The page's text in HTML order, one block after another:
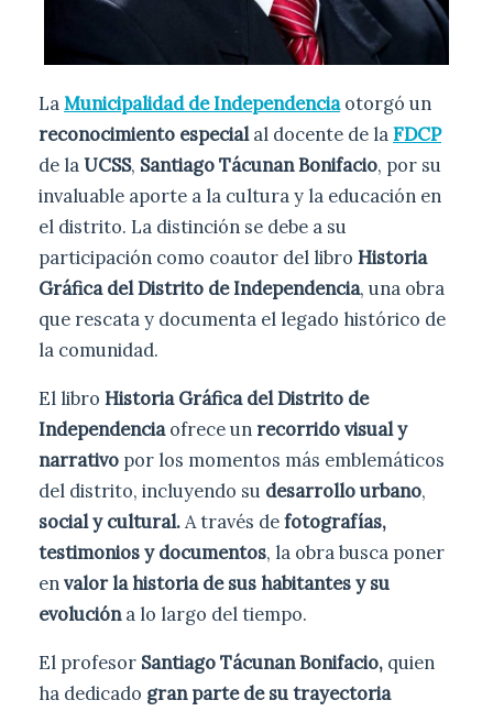
LaMunicipalidad de Independenciaotorgó un
reconocimiento especialal docente de laFDCP
de laUCSS, Santiago Tácunan Bonifacio, por su
invaluable aporte a la cultura y la educación en
el distrito. La distinción se debe a su
participación como coautor del libro Historia
Gráfica del Distrito de Independencia, una obra
que rescata y documenta el legado histórico de
la comunidad.
El libro Historia Gráfica del Distrito de
Independenciaofrece un recorrido visual y
narrativo por los momentos más emblemáticos
del distrito, incluyendo su desarrollo urbano,
social y cultural.A través defotografías,
testimonios y documentos, la obra busca poner
envalor la historia de sus habitantes y su
evolucióna lo largo del tiempo.
El profesor Santiago Tácunan Bonifacio, quien
ha dedicado gran parte de su trayectoria